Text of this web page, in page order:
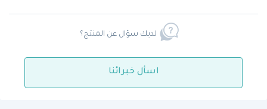
لديك سؤال عن المنتج؟
اسأل خبرائنا